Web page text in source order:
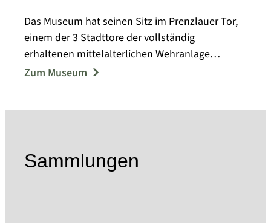
Das Museum hat seinen Sitz im Prenzlauer Tor,
einem der 3 Stadttore der vollständig
erhaltenen mittelalterlichen Wehranlage
Templins.
Jahren reichte das Spektrum der
Sammeltätigkeit von Alltagsgegenständen,
Zum Museum
Sammlungen